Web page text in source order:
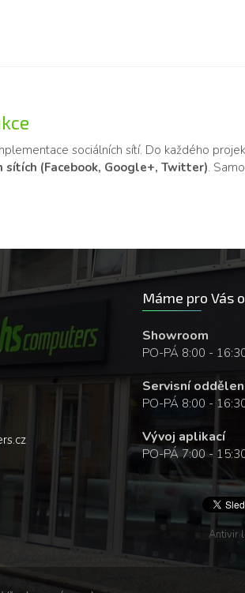
sociálních sítí. Do každého
(Facebook, Google+, Twitter).
Máme pro Vás
Showroom
PO-PÁ 8:00 -
Servisní
PO-PÁ 8:00 -
Vývoj aplikací
PO-PÁ 7:00 -
Antivir